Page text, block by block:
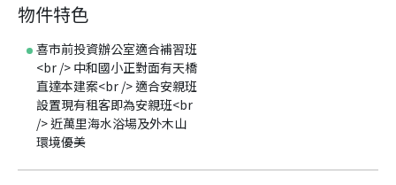
物件特色
喜市前投資辦公室適合補習班
<br /> 中和國小正對面有天橋
直達本建案<br /> 適合安親班
設置現有租客即為安親班<br
/> 近萬里海水浴場及外木山
環境優美